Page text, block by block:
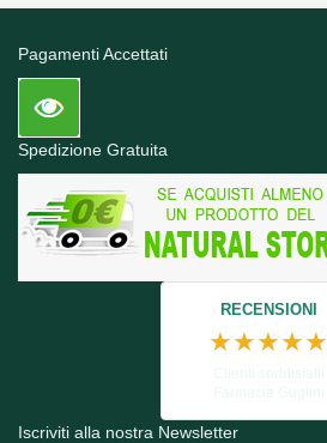
Pagamenti Accettati
Spedizione Gratuita
RECENSIONI
★★★★★
Iscriviti alla nostra Newsletter